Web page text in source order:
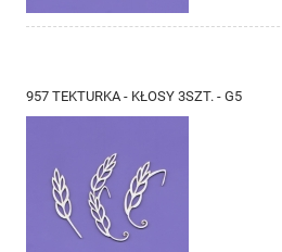
957 TEKTURKA - KŁOSY 3SZT. - G5